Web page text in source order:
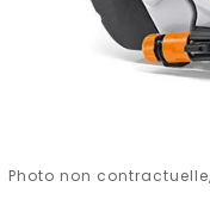
Photo non